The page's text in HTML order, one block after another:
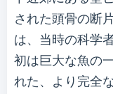
された頭骨の断
は、当時の科学
初は巨大な魚の
れた、より完全